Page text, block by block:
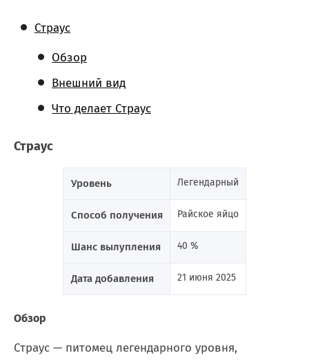
Страус
Обзор
Внешний вид
Что делает Страус
Страус
Уровень Легендарный
Способ получения Райское яйцо
Шанс вылупления 40 %
Дата добавления 21 июня 2025
Обзор
Страус — питомец легендарного уровня,